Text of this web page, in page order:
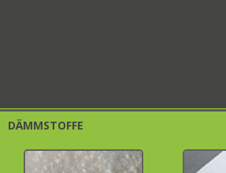
DÄMMSTOFFE